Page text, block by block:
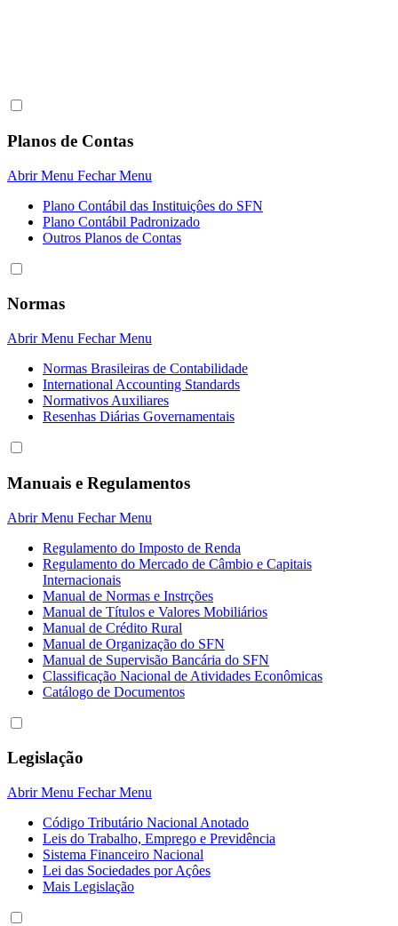
Planos de Contas
Abrir Menu Fechar Menu
Plano Contábil das Instituiçôes do SFN
Plano Contábil Padronizado
Outros Planos de Contas
Normas
Abrir Menu Fechar Menu
Normas Brasileiras de Contabilidade
International Accounting Standards
Normativos Auxiliares
Resenhas Diárias Governamentais
Manuais e Regulamentos
Abrir Menu Fechar Menu
Regulamento do Imposto de Renda
Regulamento do Mercado de Câmbio e Capitais
Internacionais
Manual de Normas e Instrções
Manual de Títulos e Valores Mobiliários
Manual de Crédito Rural
Manual de Organização do SFN
Manual de Supervisão Bancária do SFN
Classificação Nacional de Atividades Econômicas
Catálogo de Documentos
Legislação
Abrir Menu Fechar Menu
Código Tributário Nacional Anotado
Leis do Trabalho, Emprego e Previdência
Sistema Financeiro Nacional
Lei das Sociedades por Açôes
Mais Legislação